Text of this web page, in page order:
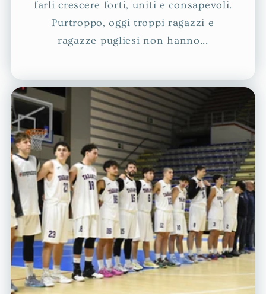
farli crescere forti, uniti e consapevoli.
Purtroppo, oggi troppi ragazzi e
ragazze pugliesi non hanno...